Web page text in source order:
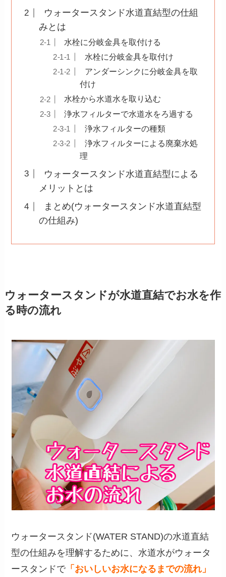
ウォータースタンド水道直結型の仕組
みとは
水栓に分岐金具を取付ける
水栓に分岐金具を取付け
アンダーシンクに分岐金具を取
付け
水栓から水道水を取り込む
浄水フィルターで水道水をろ過する
浄水フィルターの種類
浄水フィルターによる廃棄水処
理
ウォータースタンド水道直結型による
メリットとは
まとめ(ウォータースタンド水道直結型
の仕組み)
ウォータースタンドが水道直結でお水を作
る時の流れ
ウォータースタンド(WATER STAND)の水道直結
型の仕組みを理解するために、水道水がウォータ
ースタンドで「おいしいお水になるまでの流れ」